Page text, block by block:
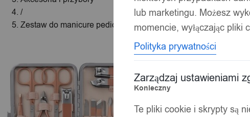
/
Zestaw do manicure pedicure do twarzy turystyczny 18
lub marketingu. Możesz
momencie, wyłączając pliki
Polityka prywatności
Zarządzaj ustawieniami
Konieczny
Te pliki cookie i skrypty są